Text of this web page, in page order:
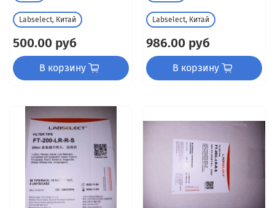
Labselect, Китай
500.00 руб
В корзину
Labselect, Китай
986.00 руб
В корзину